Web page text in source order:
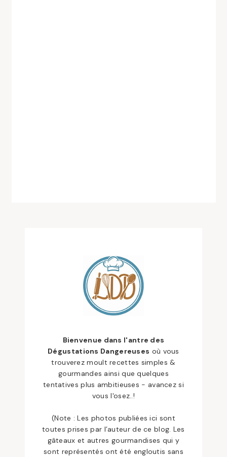
Bienvenue dans l'antre des
Dégustations Dangereuses où vous
trouverez moult recettes simples &
gourmandes ainsi que quelques
tentatives plus ambitieuses - avancez si
vous l'osez..!
(Note : Les photos publiées ici sont
toutes prises par l’auteur de ce blog. Les
gâteaux et autres gourmandises qui y
sont représentés ont été engloutis sans